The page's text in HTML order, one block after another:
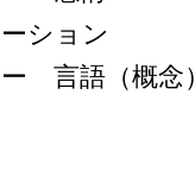
ーション
ー 言語（概念